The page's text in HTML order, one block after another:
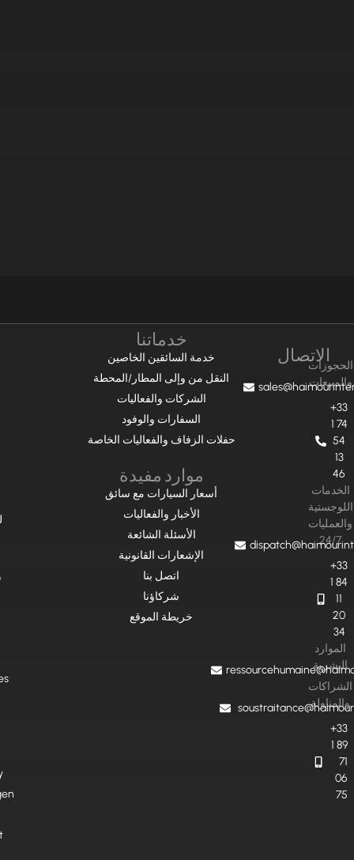
الاتصالالحجوزات
والمبيعات
+33
1 74
54
13
46
الخدمات
اللوجستية
والعمليات
24/7
+33
1 84
11
20
34
الموارد
البشرية
الشراكات
والمناولة
+33
1 89
71
06
75
خدماتنا
خدمة السائقين الخاصين
النقل من وإلى المطار/المحطة
الشركات والفعاليات
السفارات والوفود
حفلات الزفاف والفعاليات الخاصة
موارد مفيدة
أسعار السيارات مع سائق
الأخبار والفعاليات
الأسئلة الشائعة
الإشعارات القانونية
اتصل بنا
شركاؤنا
خريطة الموقع